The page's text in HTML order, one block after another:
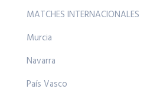
MATCHES INTERNACIONALES
Murcia
Navarra
País Vasco